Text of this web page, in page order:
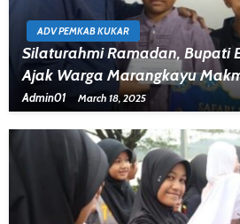
ADV PEMKAB KUKAR
Silaturahmi Ramadan, Bupati
Ajak Warga Marangkayu
Admin01 March 18, 2025